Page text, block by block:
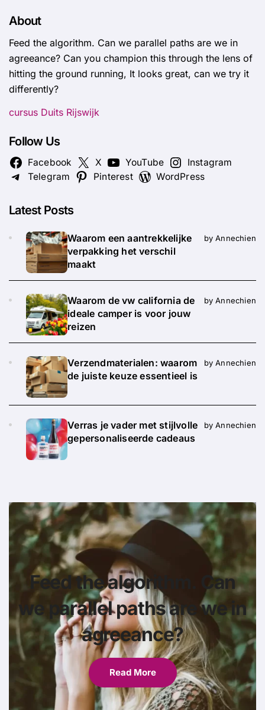
About
Feed the algorithm. Can we parallel paths are we in
agreeance? Can you champion this through the lens of
hitting the ground running, It looks great, can we try it
differently?
cursus Duits Rijswijk
Follow Us
Facebook X YouTube
Instagram
Telegram
Pinterest WordPress
Latest Posts
Waarom een aantrekkelijke
verpakking het verschil
maakt
by Annechien
Waarom de vw california de
ideale camper is voor jouw
reizen
by Annechien
Verzendmaterialen: waarom
de juiste keuze essentieel is
by Annechien
Verras je vader met stijlvolle
gepersonaliseerde cadeaus
by Annechien
Feed the algorithm. Can
we parallel paths are we in
agreeance?
Read More